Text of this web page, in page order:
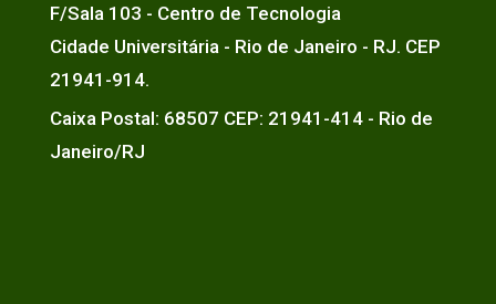
F/Sala 103 - Centro de Tecnologia
Cidade Universitária - Rio de Janeiro - RJ. CEP
21941-914.
Caixa Postal: 68507 CEP: 21941-414 - Rio de
Janeiro/RJ